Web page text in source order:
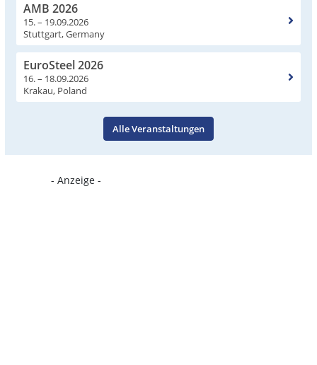
AMB 2026
15. – 19.09.2026
Stuttgart, Germany
EuroSteel 2026
16. – 18.09.2026
Krakau, Poland
Alle Veranstaltungen
- Anzeige -